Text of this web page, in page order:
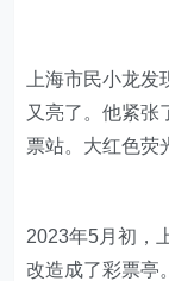
上海市民小龙
又亮了。他紧张
票站。大红色荧
2023年5月初，
改造成了彩票亭